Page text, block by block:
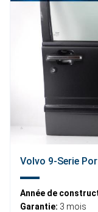
Volvo 9-Serie
Année de
Garantie: 3 mois